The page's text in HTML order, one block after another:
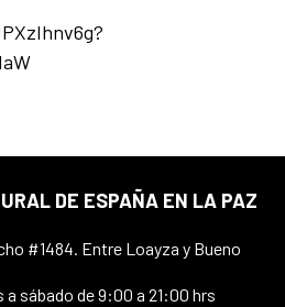
DE ESPAÑA EN LA PAZ
#1484. Entre Loayza y Bueno
sábado de 9:00 a 21:00 hrs